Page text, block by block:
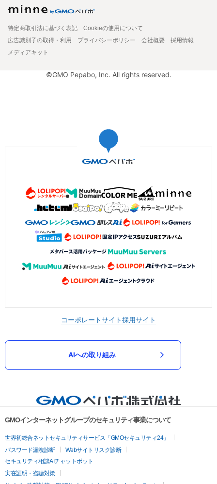
特定商取引法に基づく表記
Cookieの使用について
広告識別子の取得・利用
プライバシーポリシー 会社概要
採用情報
メディアキット
©GMO Pepabo, Inc. All rights reserved.
コーポレートサイト採用サイト
AIへの取り組み
GMOインターネットグループのセキュリティ事業について
世界初総合ネットセキュリティサービス「GMOセキュリティ24」
パスワード漏洩診断
Webサイトリスク診断
セキュリティ相談AIチャットボット
実在証明・盗聴対策